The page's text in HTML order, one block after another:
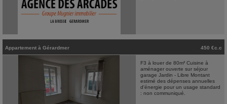
Appartement à Gérardmer 450 €c.c
F3 à louer de 80m² Cuisine à
aménager ouverte sur séjour
garage Jardin - Libre Montant
estimé des dépenses annuelles
d'énergie pour un usage standard
: non communiqué.